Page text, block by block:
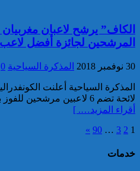
المنصرم بأكادير
ميناء طنجة المتوسط.. حجز أزيد
من 19 ألف قرص طبي مخدر
الكاف” يرشح لاعبان
المرشحين لجائزة أفضل لاعب
30 نوفمبر 2018 المذكرة السياحية 0
المذكرة السياحية أعلنت
لائحة تضم 6 لاعبين مرشحين للفوز بجائزة أفضل لاعب صاعد
أقراء المزيد…. ]
1
2
3
…
90
»
خدمات